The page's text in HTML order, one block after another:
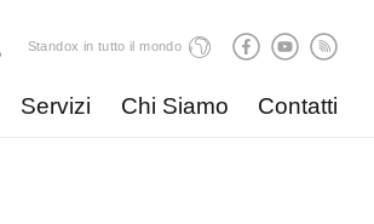
Standox in tutto il mondo
Servizi Chi Siamo Contatti